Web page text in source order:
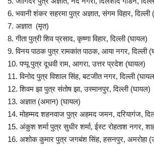
6. भवानी शंकर सहरमा पुत्र अज्ञात, संगम विहार, दिल्ली
7. अज्ञात (मृत)
8. गीता पुत्री शिव प्रसाद, कृष्णा विहार, दिल्ली (घायल)
9. विनय पाठक पुत्र रामकांत पाठक, आया नगर, दिल्ली
10. पप्पू पुत्र दूधवी राम, आगरा, उत्तर प्रदेश (घायल)
11. विनोद पुत्र विशाल सिंह, बटजीत नगर, दिल्ली
12. शिवम झा पुत्र संतोष झा, उस्मानपुर, दिल्ली (घायल)
13. अज्ञात (अमान) (घायल)
14. मोहम्मद शहनवाज पुत्र अहमद जमन, दरियागंज,
15. अंकुश शर्मा पुत्र सुधीर शर्मा, ईस्ट रोहताश नगर,
16. अशोक कुमार पुत्र जगबंश सिंह, हसनपुर, अमरोहा